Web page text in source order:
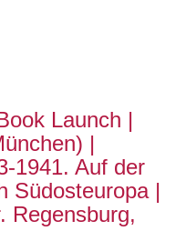
Launch |
|
1941. Auf der
Südosteuropa |
Regensburg,